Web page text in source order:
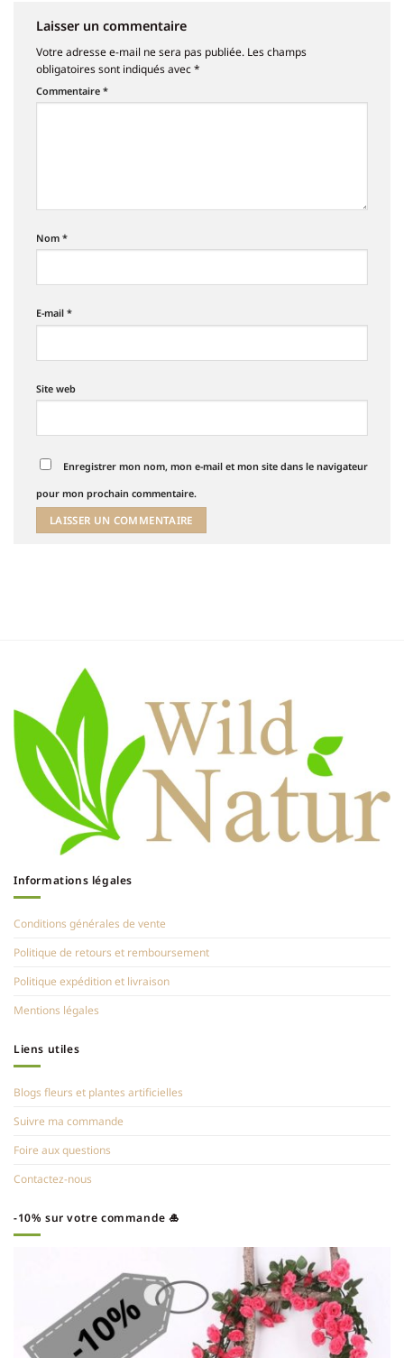
Laisser un commentaire
Votre adresse e-mail ne sera pas publiée. Les champs
obligatoires sont indiqués avec*
Commentaire *
Nom *
E-mail *
Site web
Enregistrer mon nom, mon e-mail et mon site dans le navigateur
pour mon prochain commentaire.
Informations légales
Conditions générales de vente
Politique de retours et remboursement
Politique expédition et livraison
Mentions légales
Liens utiles
Blogs fleurs et plantes artificielles
Suivre ma commande
Foire aux questions
Contactez-nous
-10% sur votre commande 🎍